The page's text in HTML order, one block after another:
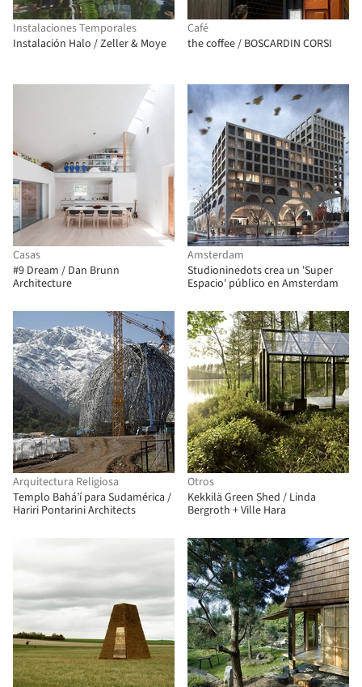
Instalaciones Temporales
Instalación Halo / Zeller & Moye
Café
the coffee / BOSCARDIN CORSI
Casas
#9 Dream / Dan Brunn
Architecture
Amsterdam
Studioninedots crea un 'Super
Espacio' público en Amsterdam
Arquitectura Religiosa
Templo Bahá’í para Sudamérica /
Hariri Pontarini Architects
Otros
Kekkilä Green Shed / Linda
Bergroth + Ville Hara